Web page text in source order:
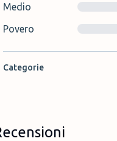
Medio
Povero
Categorie